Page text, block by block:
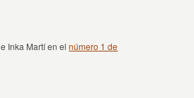
Inka Martí en elnúmero 1 de